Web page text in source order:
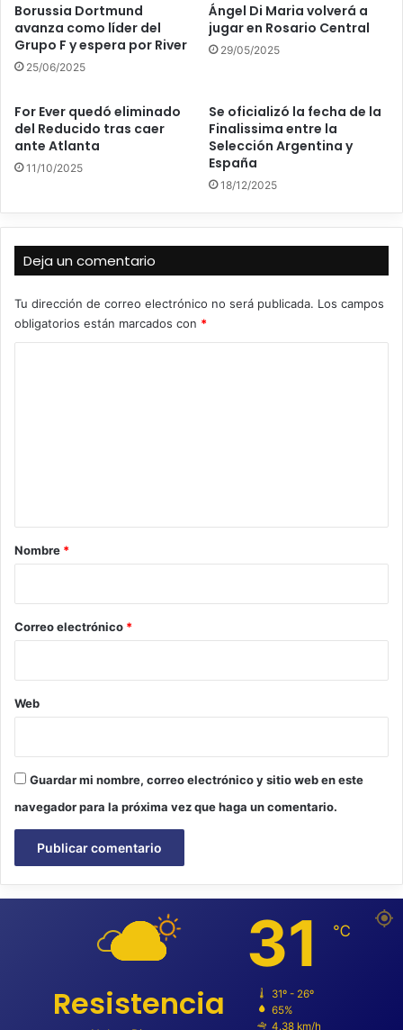
Borussia Dortmund
avanza como líder del
Grupo F y espera por River
25/06/2025
Ángel Di Maria volverá a
jugar en Rosario Central
29/05/2025
For Ever quedó eliminado
del Reducido tras caer
ante Atlanta
11/10/2025
Se oficializó la fecha de la
Finalissima entre la
Selección Argentina y
España
18/12/2025
Deja un comentario
Tu dirección de correo electrónico no será publicada. Los campos
obligatorios están marcados con *
r
*
Nombre *
Correo electrónico *
Web
Guardar mi nombre, correo electrónico y sitio web en este
navegador para la próxima vez que haga un comentario.
Resistencia
31 ℃
31º - 26º
65%
4.38 km/h